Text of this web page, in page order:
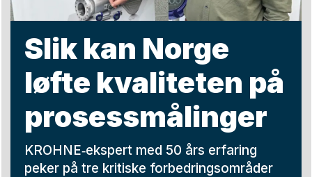
Slik kan Norge
løfte kvaliteten på
prosessmålinger
KROHNE‑ekspert med 50 års erfaring
peker på tre kritiske forbedringsområder